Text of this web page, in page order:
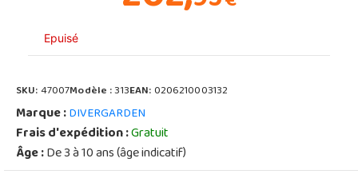
Epuisé
SKU:47007Modèle :313EAN:0206210003132
Marque :DIVERGARDEN
Frais d'expédition :Gratuit
Âge :De 3 à 10 ans (âge indicatif)